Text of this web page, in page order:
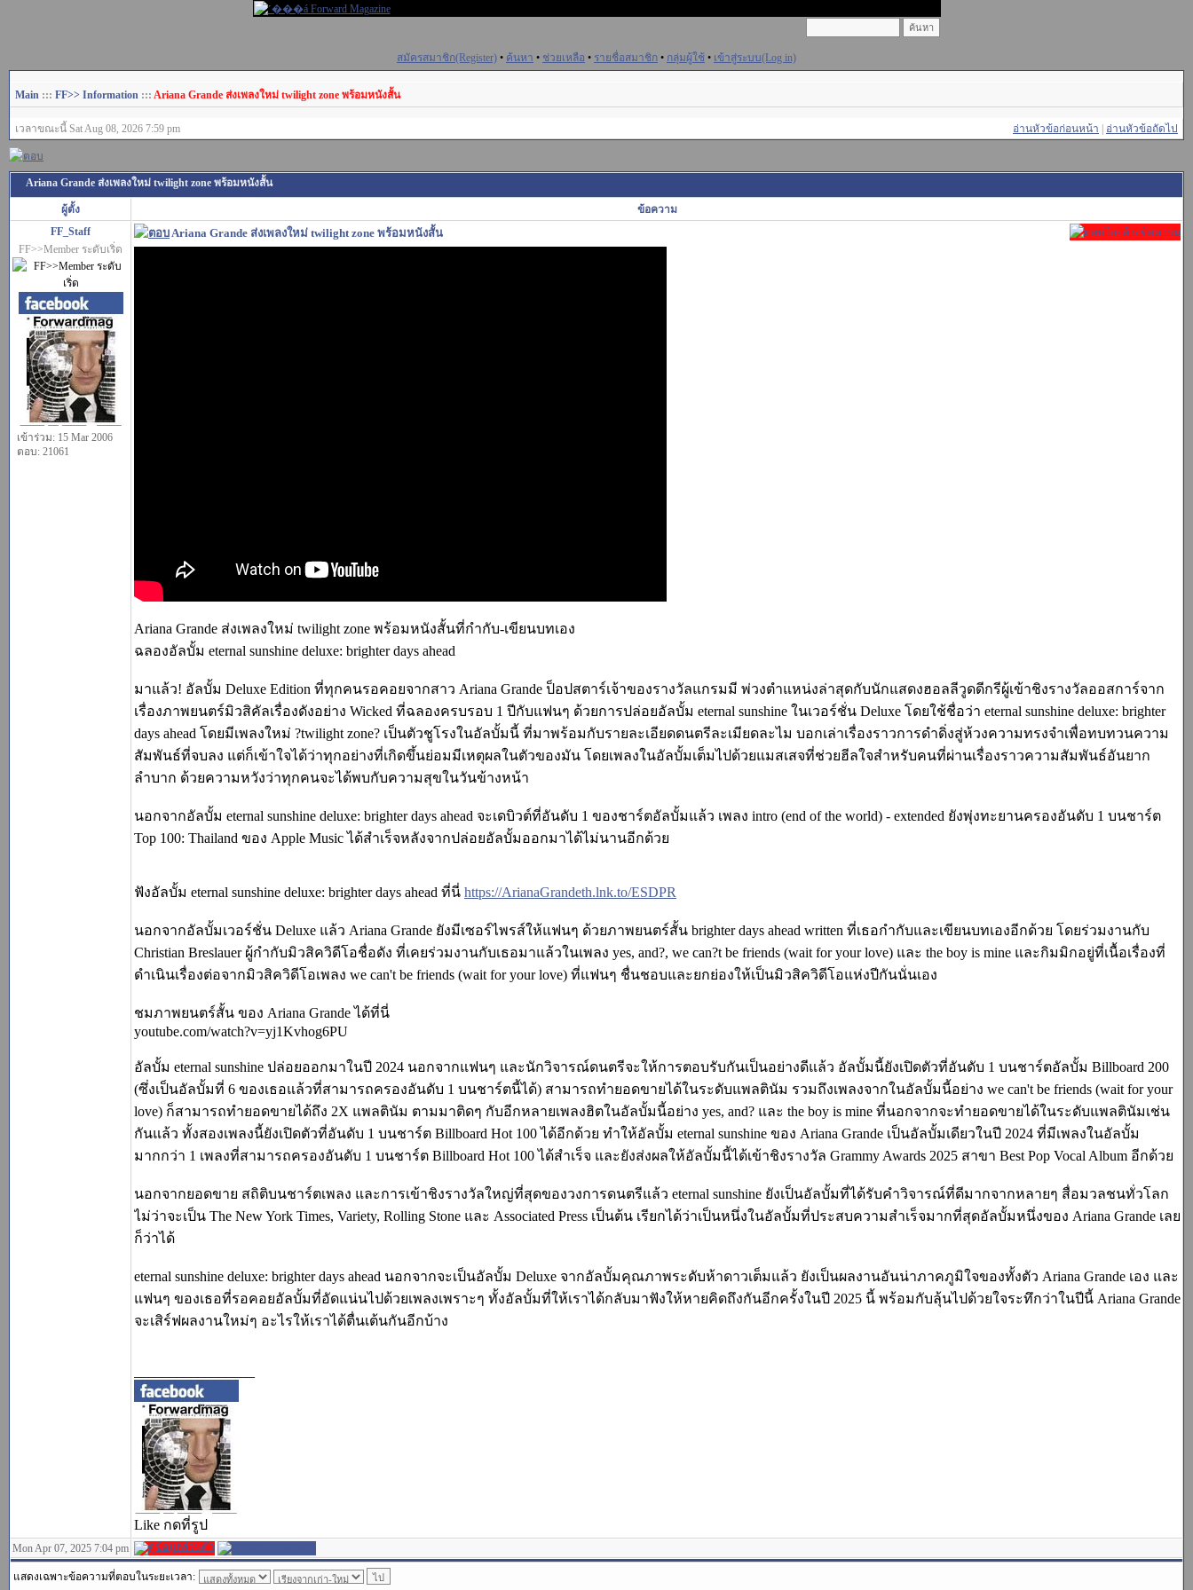
สมัครสมาชิก(Register) • ค้นหา • ช่วยเหลือ • รายชื่อสมาชิก • กลุ่มผู้ใช้ • เข้าสู่ระบบ(Log in)
Main ::: FF>> Information ::: Ariana Grande ส่งเพลงใหม่ twilight zone พร้อมหนังสั้น
เวลาขณะนี้ Sat Aug 08, 2026 7:59 pm อ่านหัวข้อก่อนหน้า อ่านหัวข้อถัดไป
Ariana Grande ส่งเพลงใหม่ twilight zone พร้อมหนังสั้น
ผู้ตั้ง
ข้อความ
FF_Staff
FF>>Member ระดับเริ่ด
เข้าร่วม: 15 Mar 2006
ตอบ: 21061
Ariana Grande ส่งเพลงใหม่ twilight zone พร้อมหนังสั้น
Ariana Grande ส่งเพลงใหม่ twilight zone พร้อมหนังสั้นที่กำกับ-เขียนบทเอง
ฉลองอัลบั้ม eternal sunshine deluxe: brighter days ahead
มาแล้ว! อัลบั้ม Deluxe Edition ที่ทุกคนรอคอยจากสาว Ariana Grande ป็อปสตาร์เจ้าของรางวัลแกรมมี พ่วงตำแหน่งล่าสุดกับนักแสดงฮอลลีวูดดีกรีผู้เข้าชิงรางวัลออสการ์จาก
เรื่องภาพยนตร์มิวสิคัลเรื่องดังอย่าง Wicked ที่ฉลองครบรอบ 1 ปีกับแฟนๆ ด้วยการปล่อยอัลบั้ม eternal sunshine ในเวอร์ชั่น Deluxe โดยใช้ชื่อว่า eternal sunshine deluxe: brighter
days ahead โดยมีเพลงใหม่ ?twilight zone? เป็นตัวชูโรงในอัลบั้มนี้ ที่มาพร้อมกับรายละเอียดดนตรีละเมียดละไม บอกเล่าเรื่องราวการดำดิ่งสู่ห้วงความทรงจำเพื่อทบทวนความ
สัมพันธ์ที่จบลง แต่ก็เข้าใจได้ว่าทุกอย่างที่เกิดขึ้นย่อมมีเหตุผลในตัวของมัน โดยเพลงในอัลบั้มเต็มไปด้วยแมสเสจที่ช่วยฮีลใจสำหรับคนที่ผ่านเรื่องราวความสัมพันธ์อันยาก
ลำบาก ด้วยความหวังว่าทุกคนจะได้พบกับความสุขในวันข้างหน้า
นอกจากอัลบั้ม eternal sunshine deluxe: brighter days ahead จะเดบิวต์ที่อันดับ 1 ของชาร์ตอัลบั้มแล้ว เพลง intro (end of the world) - extended ยังพุ่งทะยานครองอันดับ 1 บนชาร์ต
Top 100: Thailand ของ Apple Music ได้สำเร็จหลังจากปล่อยอัลบั้มออกมาได้ไม่นานอีกด้วย
ฟังอัลบั้ม eternal sunshine deluxe: brighter days ahead ที่นี่ https://ArianaGrandeth.lnk.to/ESDPR
นอกจากอัลบั้มเวอร์ชั่น Deluxe แล้ว Ariana Grande ยังมีเซอร์ไพรส์ให้แฟนๆ ด้วยภาพยนตร์สั้น brighter days ahead written ที่เธอกำกับและเขียนบทเองอีกด้วย โดยร่วมงานกับ
Christian Breslauer ผู้กำกับมิวสิควิดีโอชื่อดัง ที่เคยร่วมงานกับเธอมาแล้วในเพลง yes, and?, we can?t be friends (wait for your love) และ the boy is mine และกิมมิกอยู่ที่เนื้อเรื่องที่
ดำเนินเรื่องต่อจากมิวสิควิดีโอเพลง we can't be friends (wait for your love) ที่แฟนๆ ชื่นชอบและยกย่องให้เป็นมิวสิควิดีโอแห่งปีกันนั่นเอง
ชมภาพยนตร์สั้น ของ Ariana Grande ได้ที่นี่
youtube.com/watch?v=yj1Kvhog6PU
อัลบั้ม eternal sunshine ปล่อยออกมาในปี 2024 นอกจากแฟนๆ และนักวิจารณ์ดนตรีจะให้การตอบรับกันเป็นอย่างดีแล้ว อัลบั้มนี้ยังเปิดตัวที่อันดับ 1 บนชาร์ตอัลบั้ม Billboard 200
(ซึ่งเป็นอัลบั้มที่ 6 ของเธอแล้วที่สามารถครองอันดับ 1 บนชาร์ตนี้ได้) สามารถทำยอดขายได้ในระดับแพลตินัม รวมถึงเพลงจากในอัลบั้มนี้อย่าง we can't be friends (wait for your
love) ก็สามารถทำยอดขายได้ถึง 2X แพลตินัม ตามมาติดๆ กับอีกหลายเพลงฮิตในอัลบั้มนี้อย่าง yes, and? และ the boy is mine ที่นอกจากจะทำยอดขายได้ในระดับแพลตินัมเช่น
กันแล้ว ทั้งสองเพลงนี้ยังเปิดตัวที่อันดับ 1 บนชาร์ต Billboard Hot 100 ได้อีกด้วย ทำให้อัลบั้ม eternal sunshine ของ Ariana Grande เป็นอัลบั้มเดียวในปี 2024 ที่มีเพลงในอัลบั้ม
มากกว่า 1 เพลงที่สามารถครองอันดับ 1 บนชาร์ต Billboard Hot 100 ได้สำเร็จ และยังส่งผลให้อัลบั้มนี้ได้เข้าชิงรางวัล Grammy Awards 2025 สาขา Best Pop Vocal Album อีกด้วย
นอกจากยอดขาย สถิติบนชาร์ตเพลง และการเข้าชิงรางวัลใหญ่ที่สุดของวงการดนตรีแล้ว eternal sunshine ยังเป็นอัลบั้มที่ได้รับคำวิจารณ์ที่ดีมากจากหลายๆ สื่อมวลชนทั่วโลก
ไม่ว่าจะเป็น The New York Times, Variety, Rolling Stone และ Associated Press เป็นต้น เรียกได้ว่าเป็นหนึ่งในอัลบั้มที่ประสบความสำเร็จมากที่สุดอัลบั้มหนึ่งของ Ariana Grande เลย
ก็ว่าได้
eternal sunshine deluxe: brighter days ahead นอกจากจะเป็นอัลบั้ม Deluxe จากอัลบั้มคุณภาพระดับห้าดาวเต็มแล้ว ยังเป็นผลงานอันน่าภาคภูมิใจของทั้งตัว Ariana Grande เอง และ
แฟนๆ ของเธอที่รอคอยอัลบั้มที่อัดแน่นไปด้วยเพลงเพราะๆ ทั้งอัลบั้มที่ให้เราได้กลับมาฟังให้หายคิดถึงกันอีกครั้งในปี 2025 นี้ พร้อมกับลุ้นไปด้วยใจระทึกว่าในปีนี้ Ariana Grande
จะเสิร์ฟผลงานใหม่ๆ อะไรให้เราได้ตื่นเต้นกันอีกบ้าง
Like กดที่รูป
Mon Apr 07, 2025 7:04 pm
แสดงเฉพาะข้อความที่ตอบในระยะเวลา: